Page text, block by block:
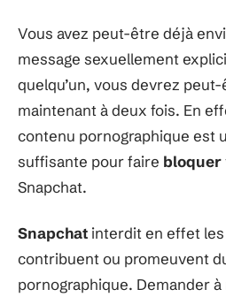
Vous avez peut-être déjà
message sexuellement
quelqu’un, vous devrez
maintenant à deux fois. En
contenu pornographique est
suffisante pour faire bloquer
Snapchat.
Snapchat interdit en effet
contribuent ou promeuvent
pornographique. Demander à